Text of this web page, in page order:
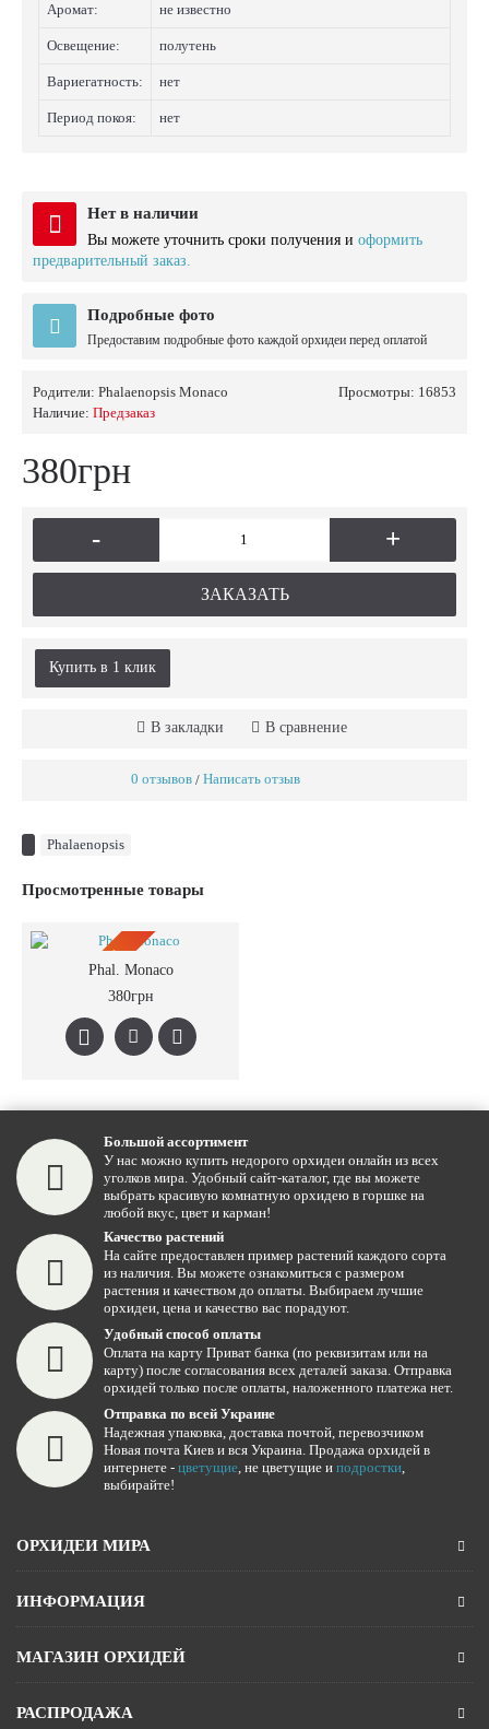
Аромат: не известно
Освещение: полутень
Вариегатность: нет
Период покоя: нет
Нет в наличии
Вы можете уточнить сроки получения и оформить
предварительный заказ.
Подробные фото
Предоставим подробные фото каждой орхидеи перед оплатой
Просмотры: 16853
Родители: Phalaenopsis Monaco
Наличие: Предзаказ
380грн
- +
ЗАКАЗАТЬ
Купить в 1 клик
В закладки В сравнение
0 отзывов / Написать отзыв
Phalaenopsis
Просмотренные товары
ПРЕДЗАКАЗ
Phal. Monaco
380грн
Большой ассортимент
У нас можно купить недорого орхидеи онлайн из всех
уголков мира. Удобный сайт-каталог, где вы можете
выбрать красивую комнатную орхидею в горшке на
любой вкус, цвет и карман!
Качество растений
На сайте предоставлен пример растений каждого сорта
из наличия. Вы можете ознакомиться с размером
растения и качеством до оплаты. Выбираем лучшие
орхидеи, цена и качество вас порадуют.
Удобный способ оплаты
Оплата на карту Приват банка (по реквизитам или на
карту) после согласования всех деталей заказа. Отправка
орхидей только после оплаты, наложенного платежа нет.
Отправка по всей Украине
Надежная упаковка, доставка почтой, перевозчиком
Новая почта Киев и вся Украина. Продажа орхидей в
интернете - цветущие, не цветущие и подростки,
выбирайте!
ОРХИДЕИ МИРА
ИНФОРМАЦИЯ
МАГАЗИН ОРХИДЕЙ
РАСПРОДАЖА